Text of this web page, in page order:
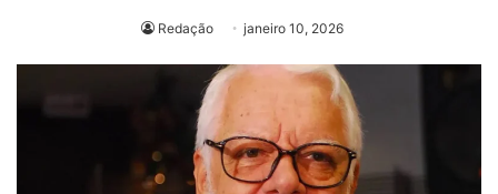
Redação janeiro 10, 2026